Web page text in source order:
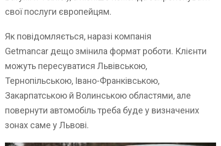
свої послуги європейцям.
Як повідомляється, наразі компанія
Getmancar дещо змінила формат роботи. Клієнти
можуть пересуватися Львівською,
Тернопільською, Івано-Франківською,
Закарпатською й Волинською областями, але
повернути автомобіль треба буде у визначених
зонах саме у Львові.